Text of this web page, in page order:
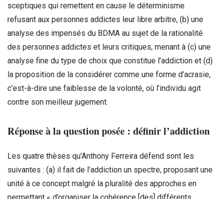
sceptiques qui remettent en cause le déterminisme
refusant aux personnes addictes leur libre arbitre, (b) une
analyse des impensés du BDMA au sujet de la rationalité
des personnes addictes et leurs critiques, menant à (c) une
analyse fine du type de choix que constitue l’addiction et (d)
la proposition de la considérer comme une forme d’acrasie,
c’est-à-dire une faiblesse de la volonté, où l’individu agit
contre son meilleur jugement.
Réponseà la question posée : définir l’addiction
Les quatre thèses qu’Anthony Ferreira défend sont les
suivantes : (a) il fait de l’addiction un spectre, proposant une
unité à ce concept malgré la pluralité des approches en